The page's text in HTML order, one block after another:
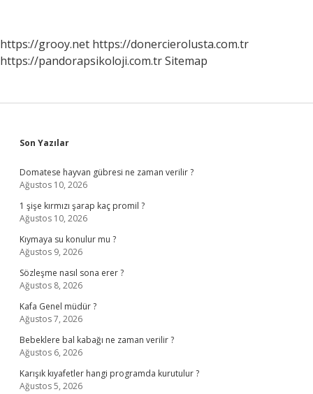
https://grooy.net https://donercierolusta.com.tr
https://pandorapsikoloji.com.trSitemap
Sidebar
Son Yazılar
Domatese hayvan gübresi ne zaman verilir ?
Ağustos 10, 2026
1 şişe kırmızı şarap kaç promil ?
Ağustos 10, 2026
Kıymaya su konulur mu ?
Ağustos 9, 2026
Sözleşme nasıl sona erer ?
Ağustos 8, 2026
Kafa Genel müdür ?
Ağustos 7, 2026
Bebeklere bal kabağı ne zaman verilir ?
Ağustos 6, 2026
Karışık kıyafetler hangi programda kurutulur ?
Ağustos 5, 2026